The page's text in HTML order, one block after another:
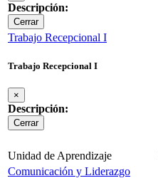
Descripción:
Cerrar
Trabajo Recepcional I
Trabajo Recepcional I
×
Descripción:
Cerrar
Unidad de Aprendizaje
Comunicación y Liderazgo